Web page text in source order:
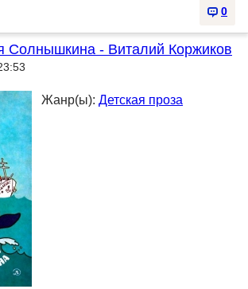
0
Солнышкина - Виталий Коржиков
Жанр(ы): Детская проза